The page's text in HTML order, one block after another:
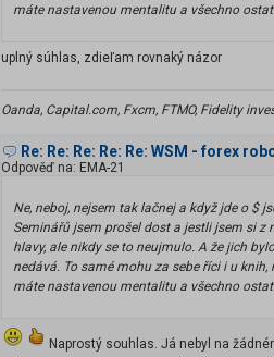
máte nastavenou mentalitu a všechno
uplný súhlas, zdieľam rovnaký názor
Oanda, Capital.com, Fxcm, FTMO, Fidelity
Re: Re: Re: Re: Re: WSM - forex
Odpověď na: EMA-21
Ne, neboj, nejsem tak lačnej a když jde o $
Seminářů jsem prošel dost a jestli jsem si
hlavy, ale nikdy se to neujmulo. A že jich
nedává. To samé mohu za sebe
máte nastavenou mentalitu a všechno
Naprostý souhlas. Já nebyl na